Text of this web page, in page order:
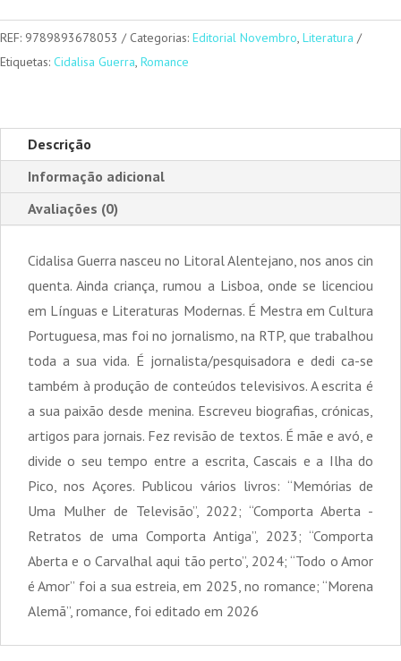
REF: 9789893678053 Categorias: Editorial Novembro, Literatura
Etiquetas: Cidalisa Guerra, Romance
Descrição
Informação adicional
Avaliações (0)
Cidalisa Guerra nasceu no Litoral Alentejano, nos anos cin
quenta. Ainda criança, rumou a Lisboa, onde se licenciou
em Línguas e Literaturas Modernas. É Mestra em Cultura
Portuguesa, mas foi no jornalismo, na RTP, que trabalhou
toda a sua vida. É jornalista/pesquisadora e dedi ca-se
também à produção de conteúdos televisivos. A escrita é
a sua paixão desde menina. Escreveu biografias, crónicas,
artigos para jornais. Fez revisão de textos. É mãe e avó, e
divide o seu tempo entre a escrita, Cascais e a Ilha do
Pico, nos Açores. Publicou vários livros: “Memórias de
Uma Mulher de Televisão”, 2022; “Comporta Aberta -
Retratos de uma Comporta Antiga”, 2023; “Comporta
Aberta e o Carvalhal aqui tão perto”, 2024; “Todo o Amor
é Amor” foi a sua estreia, em 2025, no romance; “Morena
Alemã”, romance, foi editado em 2026